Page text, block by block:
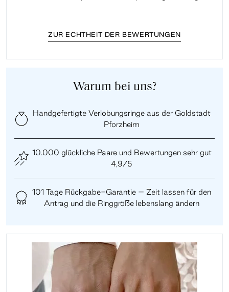
ZUR ECHTHEIT DER BEWERTUNGEN
Warum bei uns?
Handgefertigte Verlobungsringe aus der Goldstadt
Pforzheim
10.000 glückliche Paare und Bewertungen sehr gut
4,9/5
101 Tage Rückgabe-Garantie – Zeit lassen für den
Antrag und die Ringgröße lebenslang ändern